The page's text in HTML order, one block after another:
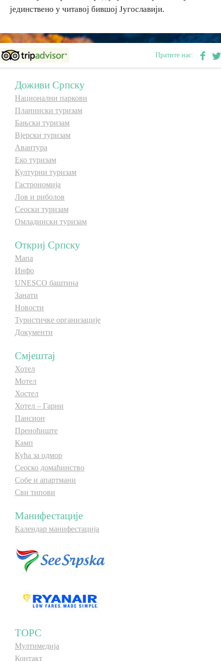
E-Brochure
Откриј Српску
јединствено у читавој бившој Југославији.
Пратите нас:
Доживи Српску
Национални паркови
Планински туризам
Бањски туризам
Вјерски туризам
Авантура
Еко туризам
Културни туризам
Гастрономија
Лов и риболов
Сеоски туризам
Омладински туризам
Откриј Српску
Мапа
Инфо
UNESCO баштина
Занати
Новости
Туристичке организације
Документи
Смјештај
Хотел
Мотел
Хостел
Хотел – Гарни
Пансион
Преноћиште
Камп
Кућа за одмор
Сеоско домаћинство
Собе и апартмани
Сви типови
Манифестације
Календар манифестација
ТОРС
Мултимедија
Контакт